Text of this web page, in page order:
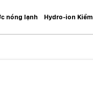
nóng lạnh Hydro-ion Kiềm